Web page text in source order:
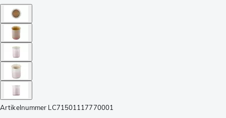
Artikelnummer LC71501117770001